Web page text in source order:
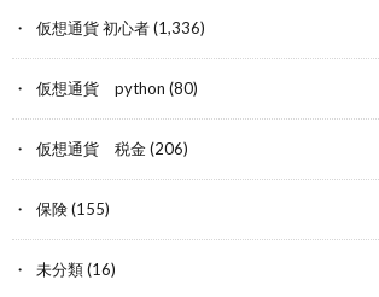
仮想通貨 初心者(1,336)
仮想通貨 python (80)
仮想通貨 税金(206)
保険(155)
未分類(16)